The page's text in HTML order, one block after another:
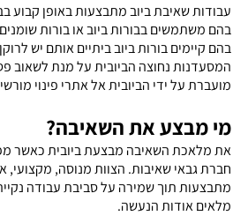
שאיבת ביוב מתבצעות באופן קבוע
משתמשים בבורות ביוב או בורות
קיימים בורות ביוב ביתיים אותם יש
נחוצה הביובית על מנת לשאוב
על ידי הביובית אל אתרי פינוי
מבצע את השאיבה?
מלאכת השאיבה מבצעת ביובית כאשר
גבאי שאיבות. הצוות מנוסה, מקצועי,
תוך שמירה על סביבת עבודה
אודות הנעשה.